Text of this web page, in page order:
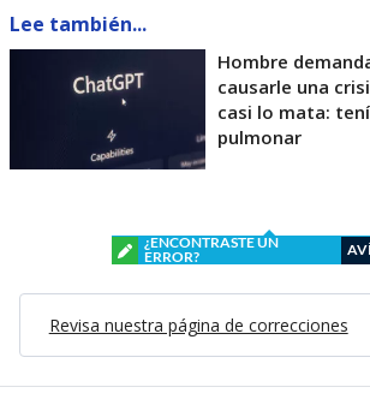
Lee también...
Hombre
causarle una
casi lo mata:
pulmonar
¿ENCONTRASTE UN
ERROR?
Revisa nuestra página de correcciones